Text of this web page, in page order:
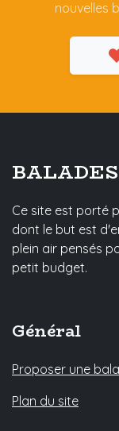
nouvelles
Ce site est porté
dont le but est
plein air pensés
petit budget.
Général
Proposer une
Plan du site